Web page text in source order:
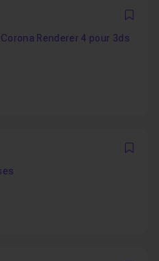
Renderer 4 pour 3ds